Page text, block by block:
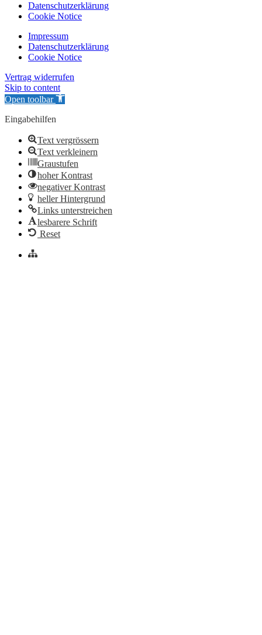
Datenschutzerklärung
Cookie Notice
Impressum
Datenschutzerklärung
Cookie Notice
Vertrag widerrufen
Skip to content
Open toolbar
Eingabehilfen
Text vergrössern
Text verkleinern
Graustufen
hoher Kontrast
negativer Kontrast
heller Hintergrund
Links unterstreichen
lesbarere Schrift
Reset